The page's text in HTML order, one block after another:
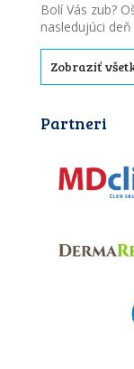
Bolí Vás zub?
nasledujúci deň
Zobraziť
Partneri